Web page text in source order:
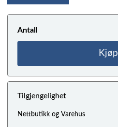
Antall
Kjøp
Tilgjengelighet
Nettbutikk og Varehus